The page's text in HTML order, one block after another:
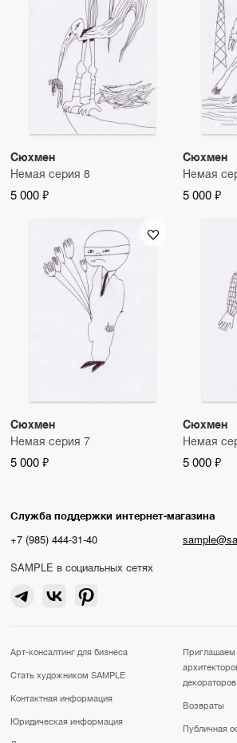
Сюхмен
Немая серия 8
5 000 ₽
Сюхмен
Немая
5 000 ₽
Сюхмен
Немая серия 7
5 000 ₽
Сюхмен
Немая
5 000 ₽
Служба поддержки интернет-магазина
+7 (985) 444-31-40
SAMPLE в социальных сетях
Арт-консалтинг для бизнеса
Стать художником SAMPLE
Контактная информация
Юридическая информация
Приглашаем
декораторов
Возвраты
Публичная